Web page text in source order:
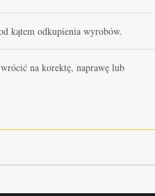
kątem odkupienia wyrobów.
na korektę, naprawę lub